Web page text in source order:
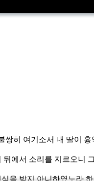
히 여기소서 내 딸이
에서 소리를 지르오니
을 받지 아니하였노라